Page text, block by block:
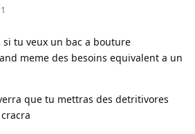
tu veux un bac a bouture
meme des besoins equivalent a un
que tu mettras des detritivores